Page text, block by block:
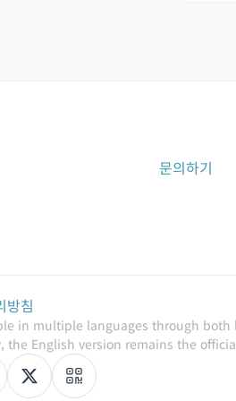
문의하기
방침
in multiple languages through
the English version remains the